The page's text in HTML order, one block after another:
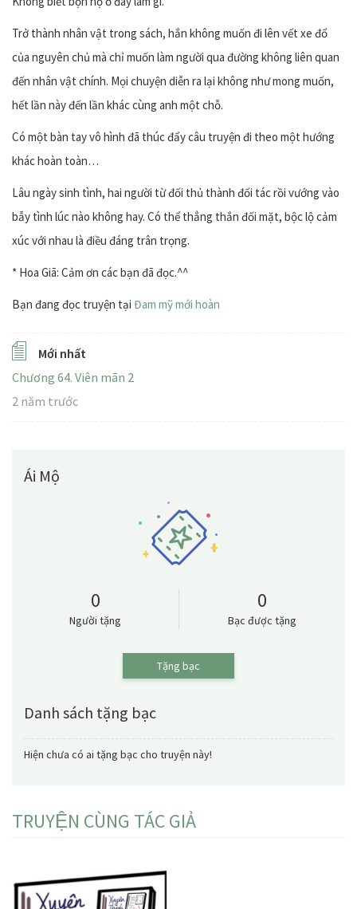
Trở thành nhân vật trong sách, hắn không muốn đi lên vết xe đổ
của nguyên chủ mà chỉ muốn làm người qua đường không liên quan
đến nhân vật chính. Mọi chuyện diễn ra lại không như mong muốn,
hết lần này đến lần khác cùng anh một chỗ.
Có một bàn tay vô hình đã thúc đẩy câu truyện đi theo một hướng
khác hoàn toàn…
Lâu ngày sinh tình, hai người từ đối thủ thành đối tác rồi vướng vào
bẫy tình lúc nào không hay. Có thể thẳng thắn đối mặt, bộc lộ cảm
xúc với nhau là điều đáng trân trọng.
* Hoa Giã: Cảm ơn các bạn đã đọc.^^
Bạn đang đọc truyện tại Đam mỹ mới hoàn
Mới nhất
Chương 64. Viên mãn 2
2 năm trước
Ái Mộ
0
Người tặng
0
Bạc được tặng
Tặng bạc
Danh sách tặng bạc
Hiện chưa có ai tặng bạc cho truyện này!
TRUYỆN CÙNG TÁC GIẢ